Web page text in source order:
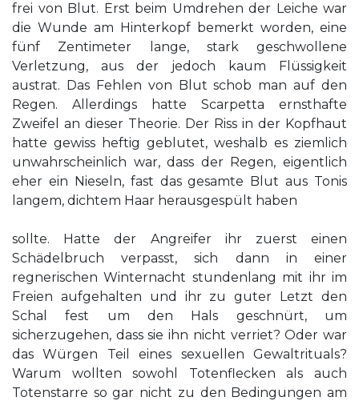
frei von Blut. Erst beim Umdrehen der Leiche war
die Wunde am Hinterkopf bemerkt worden, eine
fünf Zentimeter lange, stark geschwollene
Verletzung, aus der jedoch kaum Flüssigkeit
austrat. Das Fehlen von Blut schob man auf den
Regen. Allerdings hatte Scarpetta ernsthafte
Zweifel an dieser Theorie. Der Riss in der Kopfhaut
hatte gewiss heftig geblutet, weshalb es ziemlich
unwahrscheinlich war, dass der Regen, eigentlich
eher ein Nieseln, fast das gesamte Blut aus Tonis
langem, dichtem Haar herausgespült haben
sollte. Hatte der Angreifer ihr zuerst einen
Schädelbruch verpasst, sich dann in einer
regnerischen Winternacht stundenlang mit ihr im
Freien aufgehalten und ihr zu guter Letzt den
Schal fest um den Hals geschnürt, um
sicherzugehen, dass sie ihn nicht verriet? Oder war
das Würgen Teil eines sexuellen Gewaltrituals?
Warum wollten sowohl Totenflecken als auch
Totenstarre so gar nicht zu den Bedingungen am